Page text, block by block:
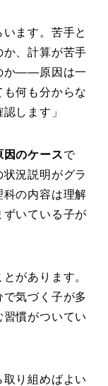
ます。苦手と
、計算が苦手
か——原因は一
何も分からな
します」
因のケースで
況説明がグラ
の内容は理解
ずいている子が
があります。
気づく子が多
慣がついてい
り組めばよい